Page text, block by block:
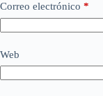
Correo electrónico *
Web